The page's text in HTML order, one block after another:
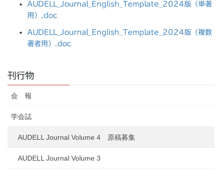
AUDELL_Journal_English_Template_2024版（単著
用）.doc
AUDELL_Journal_English_Template_2024版（複数
著者用）.doc
刊行物
会 報
学会誌
AUDELL Journal Volume 4 原稿募集
AUDELL Journal Volume 3